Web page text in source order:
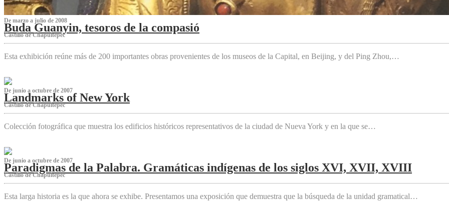
De marzo a julio de 2008
Buda Guanyin, tesoros de la compasió
Castillo de Chapultepec
Esta exhibición reúne más de 200 importantes obras provenientes de los museos de la Capital, en Beijing, y del Ping Zhou,…
De junio a octubre de 2007
Landmarks of New York
Castillo de Chapultepec
Colección fotográfica que muestra los edificios históricos representativos de la ciudad de Nueva York y en la que se…
De junio a octubre de 2007
Paradigmas de la Palabra. Gramáticas indígenas de los siglos XVI, XVII, XVIII
Castillo de Chapultepec
Esta larga historia es la que ahora se exhibe. Presentamos una exposición que demuestra que la búsqueda de la unidad gramatical…